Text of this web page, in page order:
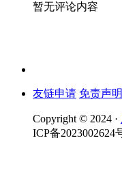
暂无评论内容
友链申请 免责声明
Copyright © 2024 ·
ICP备2023002624